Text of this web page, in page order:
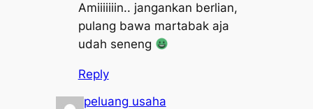
Amiiiiiiin.. jangankan berlian,
pulang bawa martabak aja
udah seneng
Reply
peluang usaha